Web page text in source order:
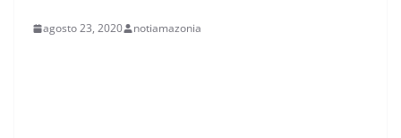
agosto 23, 2020 notiamazonia